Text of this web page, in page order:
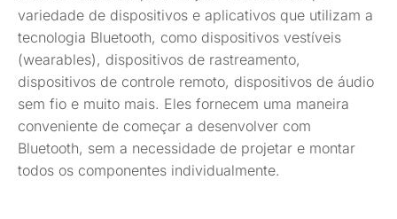
variedade de dispositivos e aplicativos que utilizam a
tecnologia Bluetooth, como dispositivos vestíveis
(wearables), dispositivos de rastreamento,
dispositivos de controle remoto, dispositivos de áudio
sem fio e muito mais. Eles fornecem uma maneira
conveniente de começar a desenvolver com
Bluetooth, sem a necessidade de projetar e montar
todos os componentes individualmente.